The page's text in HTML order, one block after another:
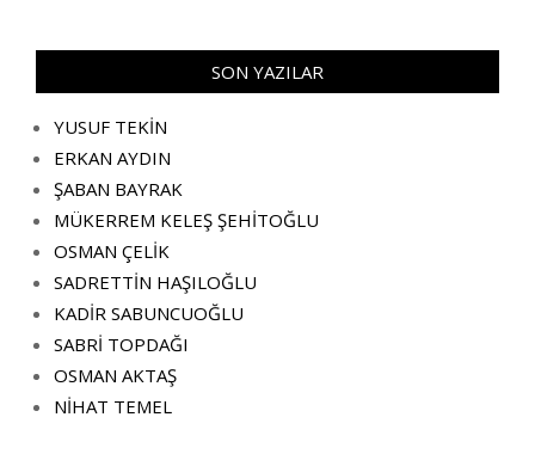
SON YAZILAR
YUSUF TEKİN
ERKAN AYDIN
ŞABAN BAYRAK
MÜKERREM KELEŞ ŞEHİTOĞLU
OSMAN ÇELİK
SADRETTİN HAŞILOĞLU
KADİR SABUNCUOĞLU
SABRİ TOPDAĞI
OSMAN AKTAŞ
NİHAT TEMEL